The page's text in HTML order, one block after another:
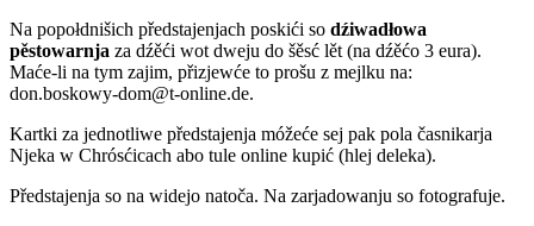
Na popołdnišich předstajenjach poskići so dźiwadłowa
pěstowarnja za dźěći wot dweju do šěsć lět (na dźěćo 3 eura).
Maće-li na tym zajim, přizjewće to prošu z mejlku na:
don.boskowy-dom@t-online.de.
Kartki za jednotliwe předstajenja móžeće sej pak pola časnikarja
Njeka w Chrósćicach abo tule online kupić (hlej deleka).
Předstajenja so na widejo natoča. Na zarjadowanju so fotografuje.